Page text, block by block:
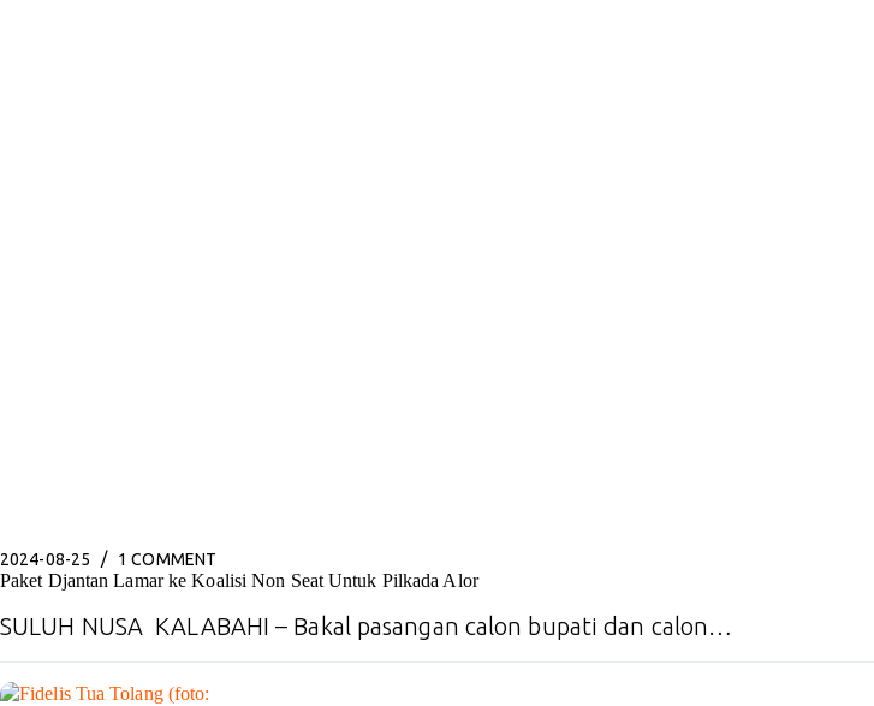
2024-08-25 1 COMMENT
Paket Djantan Lamar ke Koalisi Non Seat Untuk Pilkada Alor
SULUH NUSA KALABAHI – Bakal pasangan calon bupati dan calon…